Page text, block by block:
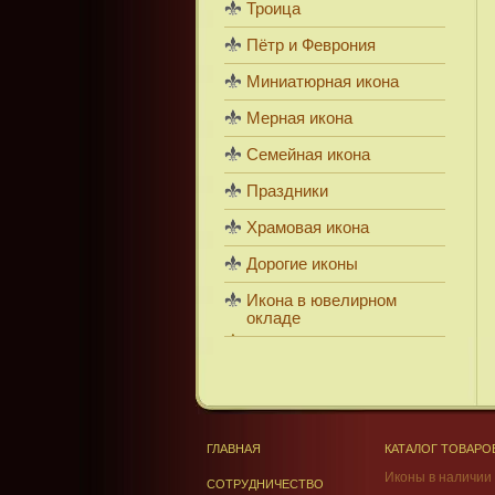
Троица
Пётр и Феврония
Миниатюрная икона
Мерная икона
Семейная икона
Праздники
Храмовая икона
Дорогие иконы
Икона в ювелирном
окладе
ГЛАВНАЯ
СОТРУДНИЧЕСТВО
КАТАЛОГ
Иконы в наличии